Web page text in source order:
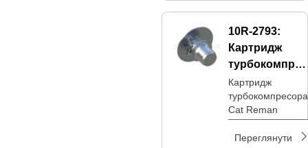
10R-2793:
Картридж
турбокомпрес
ора Cat®
Reman
Картридж
турбокомпресора
Cat Reman
Переглянути